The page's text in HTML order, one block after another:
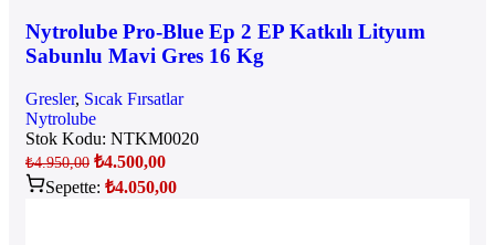
Nytrolube Pro-Blue Ep 2 EP Katkılı Lityum
Sabunlu Mavi Gres 16 Kg
Gresler, Sıcak Fırsatlar
Nytrolube
Stok Kodu: NTKM0020
₺4.950,00 ₺4.500,00
Sepette: ₺4.050,00